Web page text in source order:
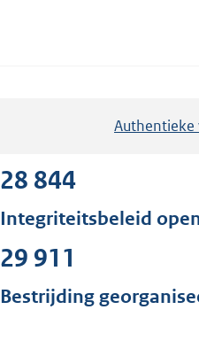
Authentieke
28 844
Integriteitsbeleid
29 911
Bestrijding